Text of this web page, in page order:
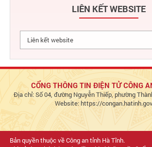
quên thân, vì dân phục vụ"
27/2 – 04/3/2023
Phát huy thành tựu 50 năm phát triển
tin trong Công an nhân dân
phần thúc đẩy phát triển kinh tế - xã hội
Chủ động bảo đảm an ninh, an toàn
đáp ứng yêu cầu triển khai Đề án 06 và
LIÊN KẾT WEBSITE
CỔNG THÔNG TIN ĐIỆN TỬ CÔNG
Địa chỉ: Số 04, đường Nguyễn Thiếp, phường
Website: https://
Bản quyền thuộc về Công an tỉnh Hà Tĩnh.